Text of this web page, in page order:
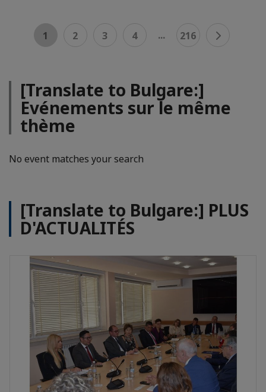
1 2 3 4 ... 216
[Translate to Bulgare:]
Evénements sur le même
thème
No event matches your search
[Translate to Bulgare:] PLUS
D'ACTUALITÉS